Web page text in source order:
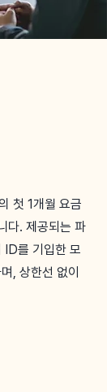
첫 1개월 요금
다. 제공되는 파
ID를 기입한 모
, 상한선 없이